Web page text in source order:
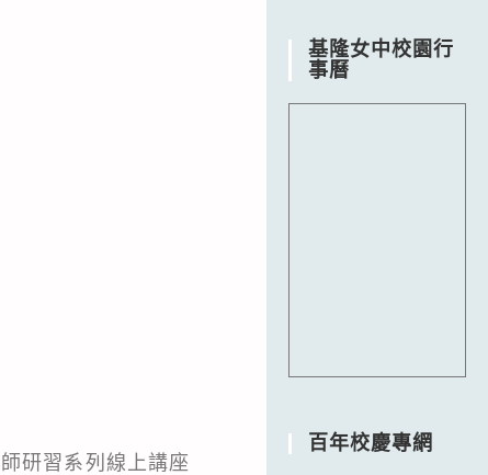
研習系列線上講座
基隆女中校園行
事曆
百年校慶專網